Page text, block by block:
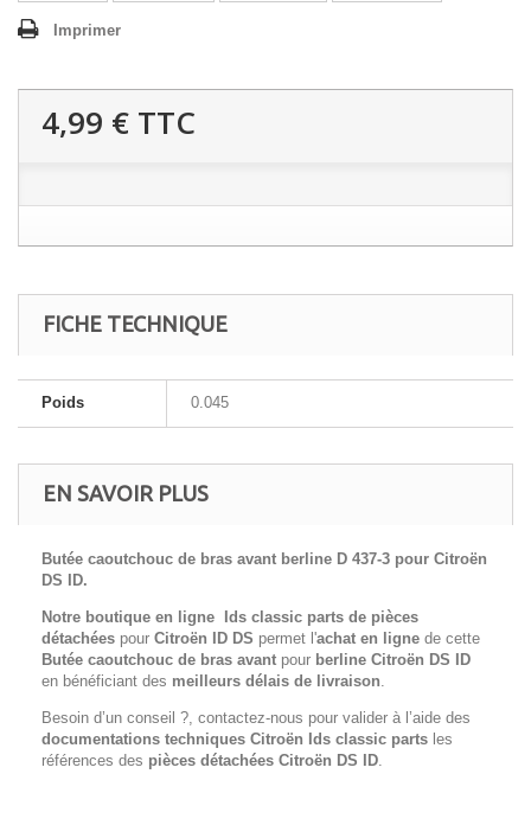
Imprimer
4,99 € TTC
FICHE TECHNIQUE
Poids 0.045
EN SAVOIR PLUS
Butée caoutchouc de bras avant berline D 437-3 pour Citroën
DS ID.
Notre boutique en ligne Ids classic parts de pièces
détachées pour Citroën ID DS permet l'achat en ligne de cette
Butée caoutchouc de bras avant pour berline Citroën DS ID
en bénéficiant des meilleurs délais de livraison.
Besoin d’un conseil ?, contactez-nous pour valider à l’aide des
documentations techniques Citroën Ids classic parts les
références des pièces détachées Citroën DS ID.